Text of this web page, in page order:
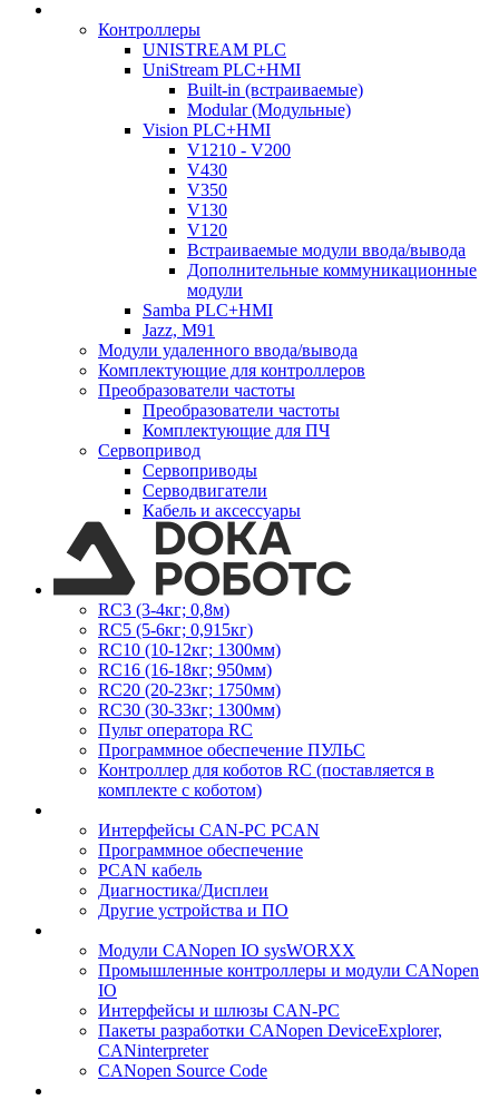
Контроллеры
UNISTREAM PLC
UniStream PLC+HMI
Built-in (встраиваемые)
Modular (Модульные)
Vision PLC+HMI
V1210 - V200
V430
V350
V130
V120
Встраиваемые модули ввода/вывода
Дополнительные коммуникационные
модули
Samba PLC+HMI
Jazz, M91
Модули удаленного ввода/вывода
Комплектующие для контроллеров
Преобразователи частоты
Преобразователи частоты
Комплектующие для ПЧ
Сервопривод
Сервоприводы
Серводвигатели
Кабель и аксессуары
RC3 (3-4кг; 0,8м)
RC5 (5-6кг; 0,915кг)
RC10 (10-12кг; 1300мм)
RC16 (16-18кг; 950мм)
RC20 (20-23кг; 1750мм)
RC30 (30-33кг; 1300мм)
Пульт оператора RC
Программное обеспечение ПУЛЬС
Контроллер для коботов RC (поставляется в
комплекте с коботом)
Интерфейсы CAN-PC PCAN
Программное обеспечение
PCAN кабель
Диагностика/Дисплеи
Другие устройства и ПО
Модули CANopen IO sysWORXX
Промышленные контроллеры и модули CANopen
IO
Интерфейсы и шлюзы CAN-PC
Пакеты разработки CANopen DeviceExplorer,
CANinterpreter
CANopen Source Code